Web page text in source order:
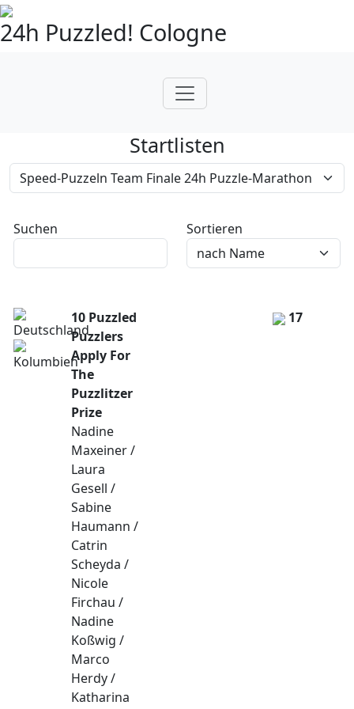
24h Puzzled! Cologne
Startlisten
Suchen Sortieren
10 Puzzled
Puzzlers
Apply For
The
Puzzlitzer
Prize
Nadine
Maxeiner /
Laura
Gesell /
Sabine
Haumann /
Catrin
Scheyda /
Nicole
Firchau /
Nadine
Koßwig /
Marco
Herdy /
Katharina
17